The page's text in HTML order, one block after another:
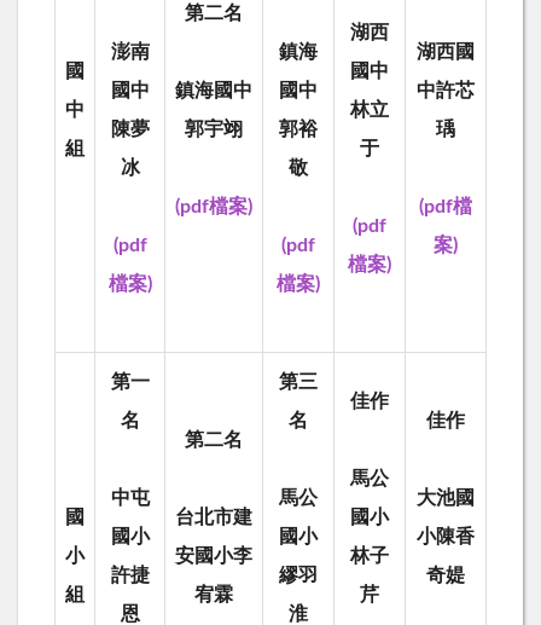
國
中
組
澎南
國中
陳夢
冰
(pdf
檔案)
第二名
鎮海國中
郭宇翊
(pdf檔案)
鎮海
國中
郭裕
敬
(pdf
檔案)
湖西
國中
林立
于
(pdf
檔案)
湖西國
中許芯
瑀
(pdf檔
案)
國
小
組
第一
名
中屯
國小
許捷
恩
第二名
台北市建
安國小李
宥霖
第三
名
馬公
國小
繆羽
淮
佳作
馬公
國小
林子
芹
佳作
大池國
小陳香
奇媞